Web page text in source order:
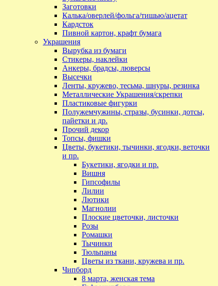
Заготовки
Калька/оверлей/фольга/тишью/ацетат
Кардсток
Пивной картон, крафт бумага
Украшения
Вырубка из бумаги
Стикеры, наклейки
Анкеры, брадсы, люверсы
Высечки
Ленты, кружево, тесьма, шнуры, резинка
Металлические Украшения/скрепки
Пластиковые фигурки
Полужемчужины, стразы, бусинки, дотсы,
пайетки и др.
Прочий декор
Топсы, фишки
Цветы, букетики, тычинки, ягодки, веточки
и пр.
Букетики, ягодки и пр.
Вишня
Гипсофилы
Лилии
Лютики
Магнолии
Плоские цветочки, листочки
Розы
Ромашки
Тычинки
Тюльпаны
Цветы из ткани, кружева и пр.
Чипборд
8 марта, женская тема